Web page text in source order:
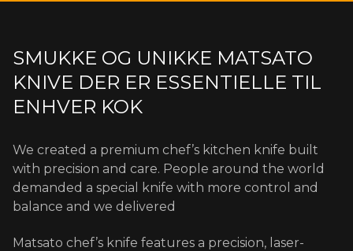
SMUKKE OG UNIKKE MATSATO
KNIVE DER ER ESSENTIELLE TIL
ENHVER KOK
We created a premium chef’s kitchen knife built
with precision and care. People around the world
demanded a special knife with more control and
balance and we delivered
Matsato chef’s knife features a precision, laser-